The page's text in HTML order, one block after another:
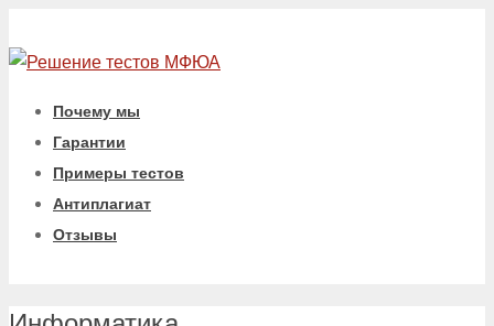
Почему мы
Гарантии
Примеры тестов
Антиплагиат
Отзывы